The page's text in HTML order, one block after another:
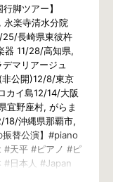
脚ツアー】
永楽寺清水分院
25/長崎県東彼杵
器 11/28/高知県,
マリアージュ
公開)12/8/東京
カイ島12/14/大阪
宜野座村, がらま
18/沖縄県那覇市,
替公演】#piano
天平 #ピアノ #ピ
#日本人 #Japan